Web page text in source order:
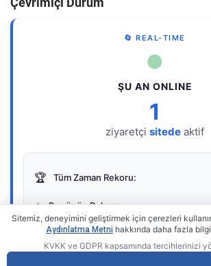
🔄 REAL-TIME
●
ŞU AN ONLINE
1
ziyaretçi sitede aktif
🏆 Tüm Zaman Rekoru:
⭐ Bugünün Rekoru:
Sitemiz, deneyimini geliştirmek için çerezleri
Aydınlatma Metni hakkında daha fazla
KVKK ve GDPR kapsamında tercihlerinizi